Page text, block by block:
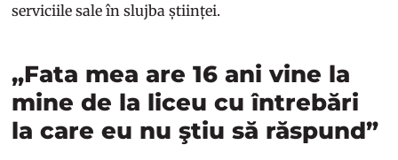
serviciile sale în slujba științei.
„Fata mea are 16 ani vine la
mine de la liceu cu întrebări
la care eu nu ştiu să răspund”